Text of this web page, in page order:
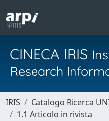
CINECA IRIS
Research
IRIS Catalogo Ricerca
1.1 Articolo in rivista